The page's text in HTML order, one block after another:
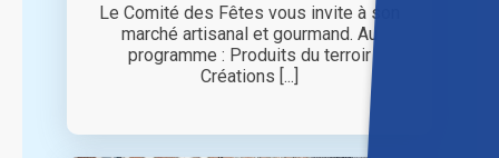
Le Comité des Fêtes vous invite à son
marché artisanal et gourmand. Au
programme : Produits du terroir
Créations [...]